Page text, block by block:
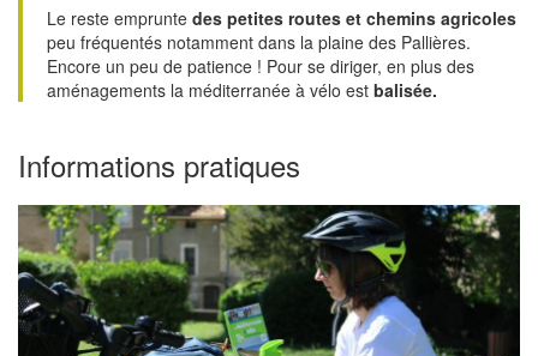
Le reste emprunte des petites routes et chemins agricoles
peu fréquentés notamment dans la plaine des Pallières.
Encore un peu de patience ! Pour se diriger, en plus des
aménagements la méditerranée à vélo est balisée.
Informations pratiques